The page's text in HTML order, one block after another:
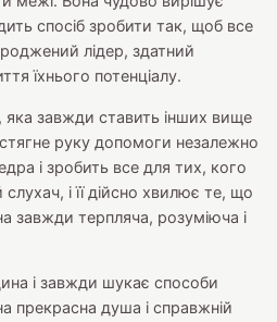
спосіб зробити так, щоб все
лідер, здатний
їхнього потенціалу.
яка завжди ставить інших вище
руку допомоги незалежно
і зробить все для тих, кого
і її дійсно хвилює те, що
завжди терпляча, розуміюча і
і завжди шукає способи
прекрасна душа і справжній